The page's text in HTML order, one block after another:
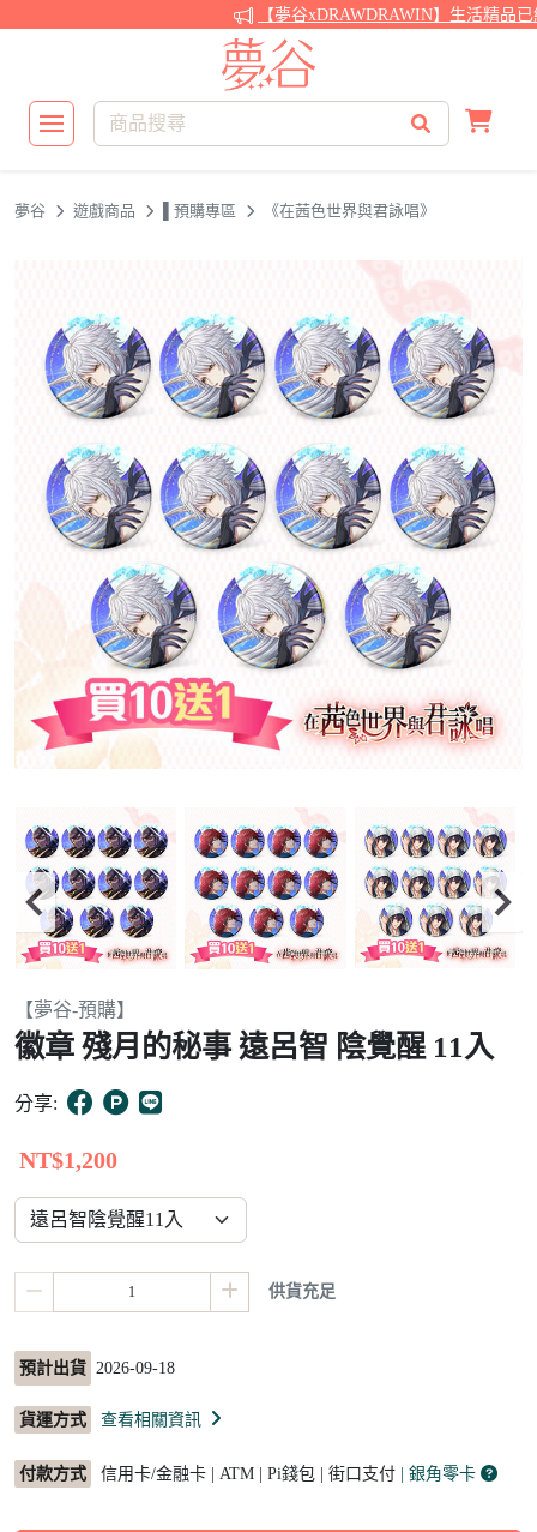
【夢谷xDRAWDRAWIN】生活精品已
夢谷 遊戲商品 ▌預購專區 《在茜色世界與君詠唱》
Item
2
of
10
【夢谷-預購】
徽章 殘月的秘事 遠呂智 陰覺醒 11入
分享:
NT$1,200
供貨充足
預計出貨 2026-09-18
貨運方式 查看相關資訊
付款方式 信用卡/金融卡 | ATM | Pi錢包 | 街口支付 | 銀角零卡